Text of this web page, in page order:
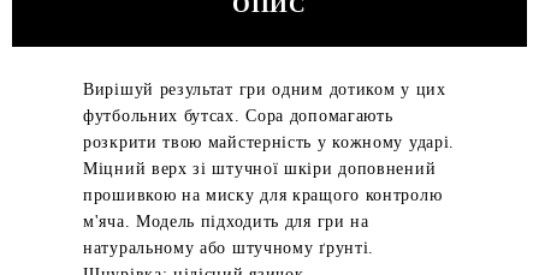
Вирішуй результат гри одним дотиком у цих
футбольних бутсах. Copa допомагають
розкрити твою майстерність у кожному ударі.
Міцний верх зі штучної шкіри доповнений
прошивкою на миску для кращого контролю
м'яча. Модель підходить для гри на
натуральному або штучному ґрунті.